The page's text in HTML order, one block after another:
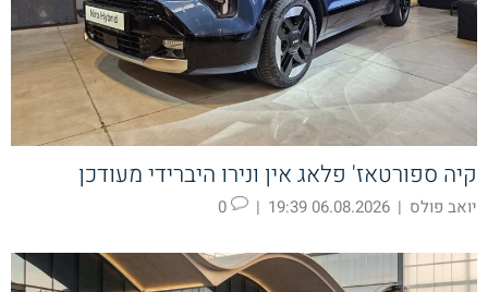
קיה ספורטאז' פלאג אין ונירו היברידי מעודכן
יואב פולס |
06.08.2026 19:39
|